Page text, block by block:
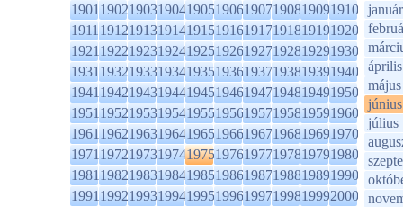
1901190219031904190519061907190819091910
1911191219131914191519161917191819191920
1921192219231924192519261927192819291930
1931193219331934193519361937193819391940
1941194219431944194519461947194819491950
1951195219531954195519561957195819591960
1961196219631964196519661967196819691970
1971197219731974197519761977197819791980
1981198219831984198519861987198819891990
1991199219931994199519961997199819992000
január
április
május
június
július